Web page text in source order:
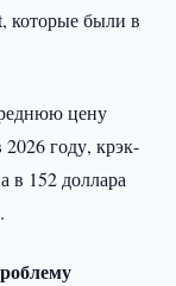
которые были в
цену
2026 году, крэк-
в 152 доллара